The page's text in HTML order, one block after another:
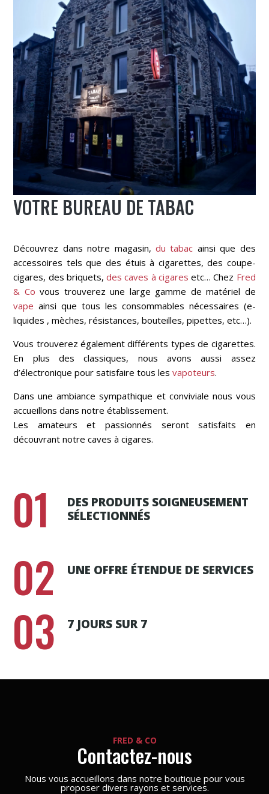
VOTRE BUREAU DE TABAC
Découvrez dans notre magasin, du tabac ainsi que des
accessoires tels que des étuis à cigarettes, des coupe-
cigares, des briquets,des caves à cigares etc… Chez Fred
& Co vous trouverez une large gamme de matériel de
vape ainsi que tous les consommables nécessaires (e-
liquides , mèches, résistances, bouteilles, pipettes, etc…).
Vous trouverez également différents types de cigarettes.
En plus des classiques, nous avons aussi assez
d’électronique pour satisfaire tous lesvapoteurs.
Dans une ambiance sympathique et conviviale nous vous
accueillons dans notre établissement.
Les amateurs et passionnés seront satisfaits en
découvrant notre caves à cigares.
01
DES PRODUITS SOIGNEUSEMENT
SÉLECTIONNÉS
02 UNE OFFRE ÉTENDUE DE SERVICES
03 7 JOURS SUR 7
FRED & CO
Contactez-nous
Nous vous accueillons dans notre boutique pour vous
proposer divers rayons et services.